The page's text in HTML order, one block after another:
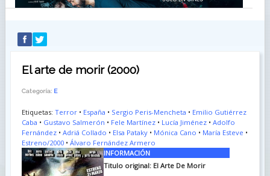
IDENTIFICARSE
El arte de morir (2000)
Categoría: E
Etiquetas: Terror• España • Sergio Peris-Mencheta • Emilio Gutiérrez
Caba • Gustavo Salmerón • Fele Martínez• Lucía Jiménez• Adolfo
Fernández• Adriá Collado • Elsa Pataky• Mónica Cano • María Esteve •
Estreno/2000• Álvaro Fernández Armero
INFORMACIÓN
Titulo original: El Arte De Morir